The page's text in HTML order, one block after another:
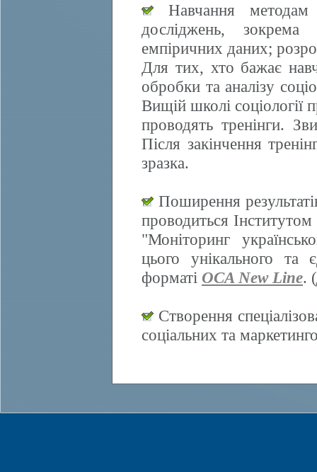
Навчання методам
досліджень, зокрема
емпіричних даних;
Для тих, хто бажає
обробки та аналізу
Вищій школі соціології
проводять тренінги.
Після закінчення
зразка.
Поширення
проводиться Інститутом
"Моніторинг
цього унікального та
форматі OCA New Line. (
Створення
соціальних та